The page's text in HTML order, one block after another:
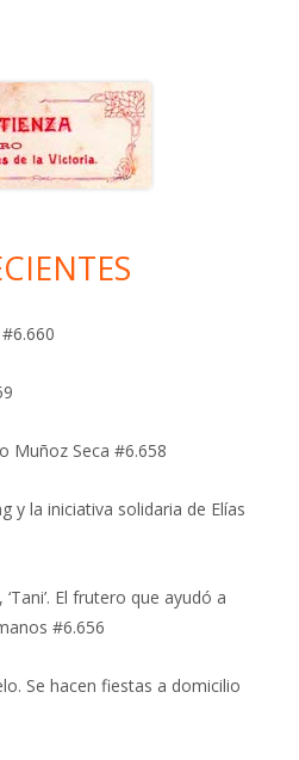
Muñoz Seca #6.658
y la iniciativa solidaria de Elías
El frutero que ayudó a
#6.656
Se hacen fiestas a domicilio